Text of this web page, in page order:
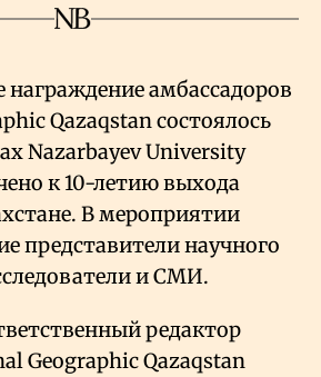
награждение амбассадоров
Qazaqstan состоялось
Nazarbayev University
к 10-летию выхода
В мероприятии
представители научного
и СМИ.
редактор
Geographic Qazaqstan